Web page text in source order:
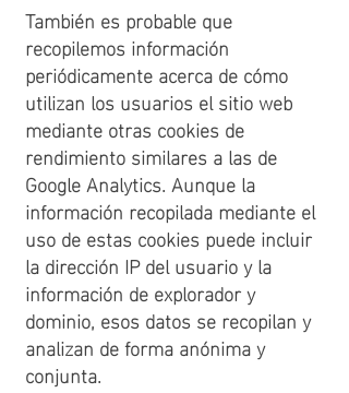
También es probable que
recopilemos información
periódicamente acerca de cómo
utilizan los usuarios el sitio web
mediante otras cookies de
rendimiento similares a las de
Google Analytics. Aunque la
información recopilada mediante el
uso de estas cookies puede incluir
la dirección IP del usuario y la
información de explorador y
dominio, esos datos se recopilan y
analizan de forma anónima y
conjunta.